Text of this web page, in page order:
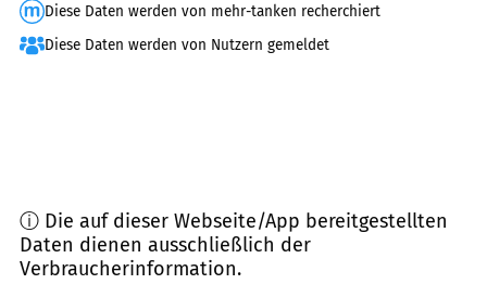
Diese Daten werden von mehr-tanken recherchiert
Diese Daten werden von Nutzern gemeldet
ⓘ Die auf dieser Webseite/App bereitgestellten
Daten dienen ausschließlich der
Verbraucherinformation.